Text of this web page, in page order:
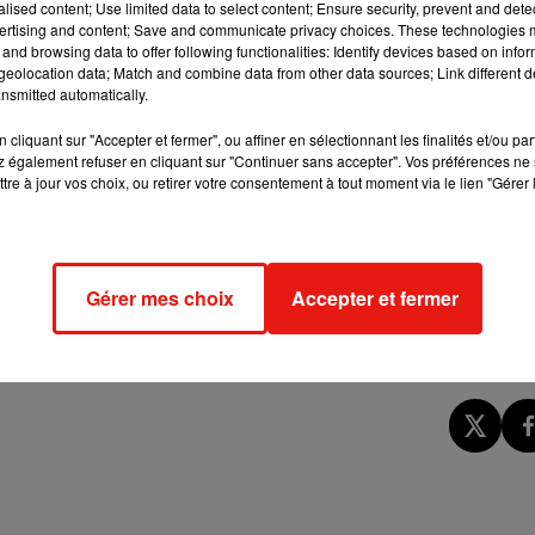
! En effet, la raison pour laquelle une personne loupe son
ne remboursent pas le billet dans ce cas de figure. En
votre carte bleue par exemple) couvre ce genre de soucis, à
de votre volonté (maladie, accident voire perte d'emploi).
le remboursement d'une partie du prix du billet ! En
taxes et redevances incluses dans le prix du billet, à
et la redevance passager (signalée par les lettres QX sur
voyageurs présents dans l'avion. Pour cela, il suffit de faire
avec avis de réception en y joignant une copie du
d'avion (la compagnie aérienne ou l'agence de voyages).
content; Use limited data to select content; Ensure security, prevent and
and content; Save and communicate privacy choices. These technologies
browsing data to offer following functionalities: Identify devices based on
data; Match and combine data from other data sources; Link different
automatically.
cliquant sur "Accepter et fermer", ou affiner en sélectionnant les finalités et/ou
également refuser en cliquant sur "Continuer sans accepter". Vos préférences
à jour vos choix, ou retirer votre consentement à tout moment via le lien
Gérer mes choix Accepter et fermer